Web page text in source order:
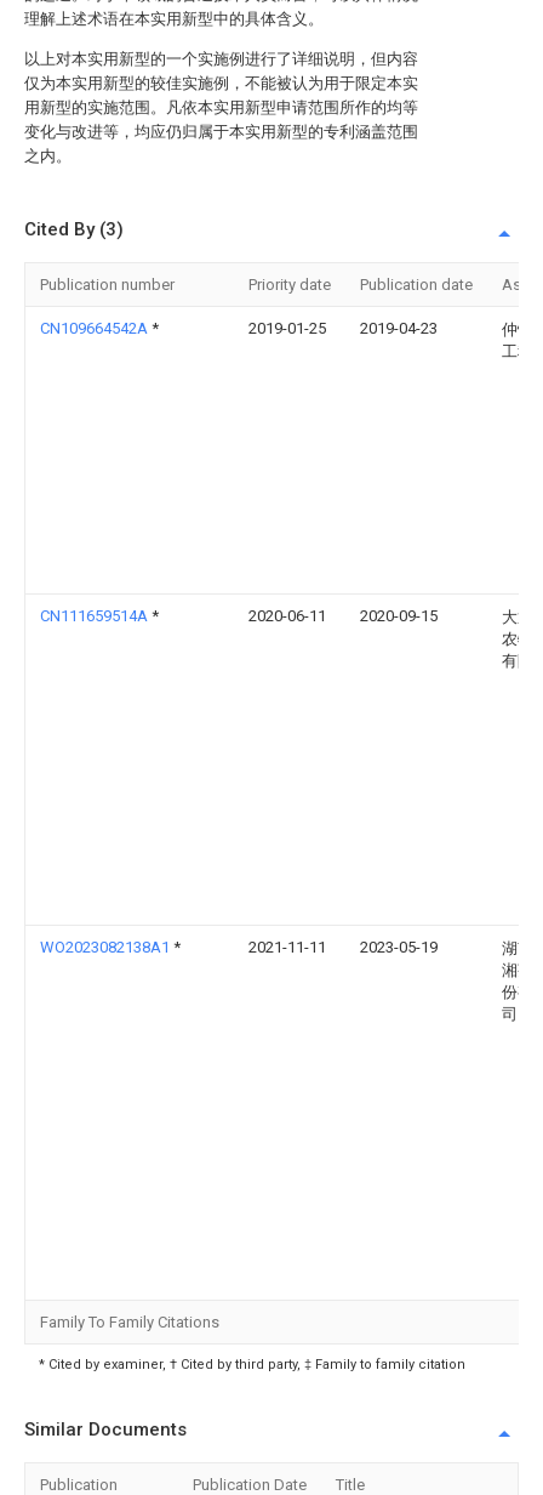
理解上述术语在本实用新型中的具体含义。
以上对本实用新型的一个实施例进行了详细说明，但内容
仅为本实用新型的较佳实施例，不能被认为用于限定本实
用新型的实施范围。凡依本实用新型申请范围所作的均等
变化与改进等，均应仍归属于本实用新型的专利涵盖范围
之内。
Cited By (3)
Publication number Priority date Publication date
CN109664542A * 2019-01-25 2019-04-23
仲恺
工程
CN111659514A * 2020-06-11 2020-09-15
大通
农牧
有限
WO2023082138A1 * 2021-11-11 2023-05-19
湖南
湘茶
份有
司
Family To Family Citations
* Cited by examiner, † Cited by third party, ‡ Family to family citation
Similar Documents
Publication Publication Date Title